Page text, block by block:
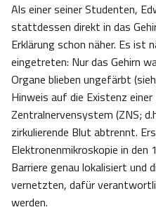
Als einer seiner Studenten,
stattdessen direkt in das
Erklärung schon näher. Es ist
eingetreten: Nur das Gehirn
Organe blieben ungefärbt
Hinweis auf die Existenz
Zentralnervensystem (ZNS;
zirkulierende Blut abtrennt.
Elektronenmikroskopie in den
Barriere genau lokalisiert und
vernetzten, dafür
werden.